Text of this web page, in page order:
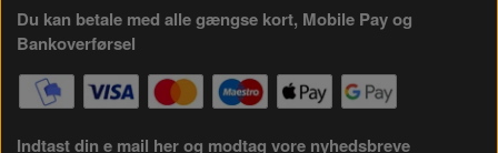
Du kan betale med alle gængse kort, Mobile Pay og
Bankoverførsel
Indtast din e mail her og modtag vore nyhedsbreve